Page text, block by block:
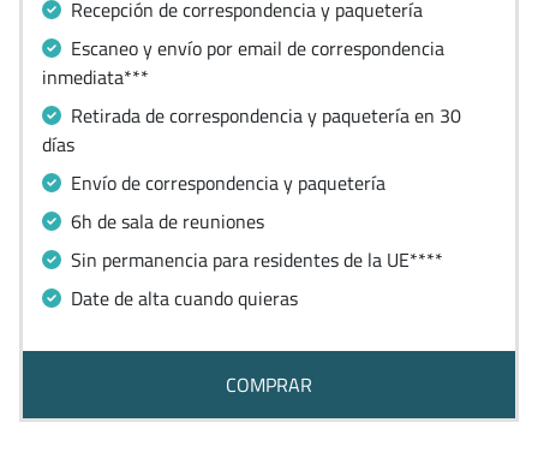
Recepción de correspondencia y paquetería
Escaneo y envío por email de correspondencia
inmediata***
Retirada de correspondencia y paquetería en 30
días
Envío de correspondencia y paquetería
6h de sala de reuniones
Sin permanencia para residentes de la UE****
Date de alta cuando quieras
COMPRAR